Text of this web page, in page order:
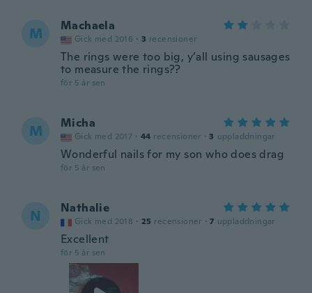
M Machaela
Gick med 2016 · 3 recensioner
The rings were too big, y’all using sausages
to measure the rings??
för 5 år sen
M Micha
Gick med 2017 · 44 recensioner · 3 uppladdningar
Wonderful nails for my son who does drag
för 5 år sen
N Nathalie
Gick med 2018 · 25 recensioner · 7 uppladdningar
Excellent
för 5 år sen